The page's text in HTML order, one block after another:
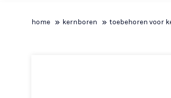
home kernboren toebehoren voor